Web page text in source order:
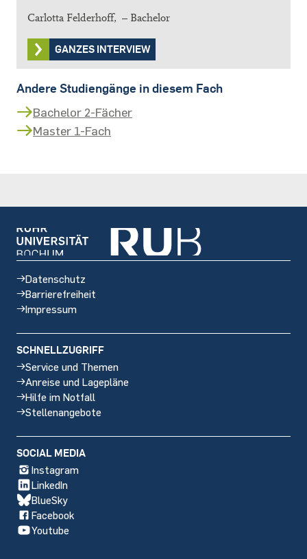
Carlotta Felderhoff, – Bachelor
GANZES INTERVIEW
Andere Studiengänge in diesem Fach
Bachelor 2-Fächer
Master 1-Fach
Datenschutz
Barrierefreiheit
Impressum
SCHNELLZUGRIFF
Service und Themen
Anreise und Lagepläne
Hilfe im Notfall
Stellenangebote
media
SOCIAL MEDIA
Instagram
LinkedIn
BlueSky
Facebook
Youtube